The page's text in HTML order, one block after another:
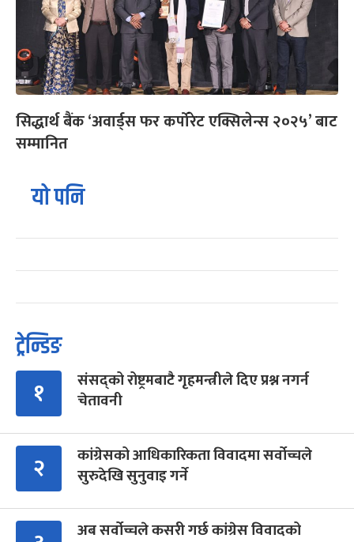
सिद्धार्थ बैंक ‘अवार्ड्स फर कर्पोरेट एक्सिलेन्स २०२५’ बाट
सम्मानित
यो पनि
ट्रेन्डिङ
१
संसद्को रोष्ट्रमबाटै गृहमन्त्रीले दिए प्रश्न नगर्न
चेतावनी
२
कांग्रेसको आधिकारिकता विवादमा सर्वोच्चले
सुरुदेखि सुनुवाइ गर्ने
अब सर्वोच्चले कसरी गर्छ कांग्रेस विवादको